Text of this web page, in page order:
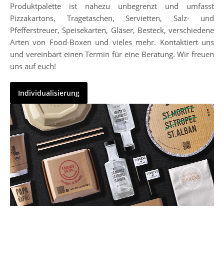
Produktpalette ist nahezu unbegrenzt und umfasst
Pizzakartons, Tragetaschen, Servietten, Salz- und
Pfefferstreuer, Speisekarten, Gläser, Besteck, verschiedene
Arten von Food-Boxen und vieles mehr. Kontaktiert uns
und vereinbart einen Termin für eine Beratung. Wir freuen
uns auf euch!
Individualisierung